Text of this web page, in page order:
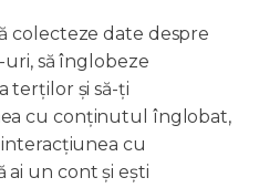
colecteze date despre
uri, să înglobeze
terților și să-ți
cu conținutul înglobat,
cu
un cont și ești